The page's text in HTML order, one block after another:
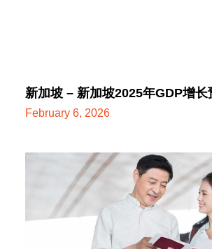
新加坡 – 新加坡2025年GDP增长
February 6, 2026